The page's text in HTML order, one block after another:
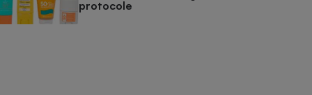
protocole